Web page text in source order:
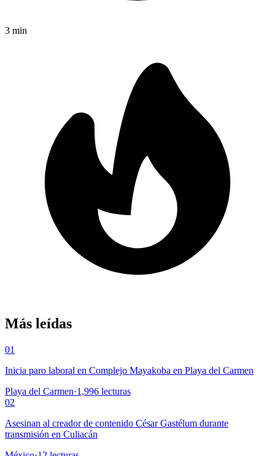
3 min
Más leídas
01
Inicia paro laboral en Complejo Mayakoba en Playa del Carmen
Playa del Carmen·1,996 lecturas
02
Asesinan al creador de contenido César Gastélum durante
transmisión en Culiacán